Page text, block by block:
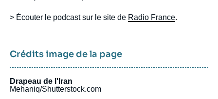
> Écouter le podcast sur le site de Radio France.
Crédits image de la page
Drapeau de l'Iran
Mehaniq/Shutterstock.com